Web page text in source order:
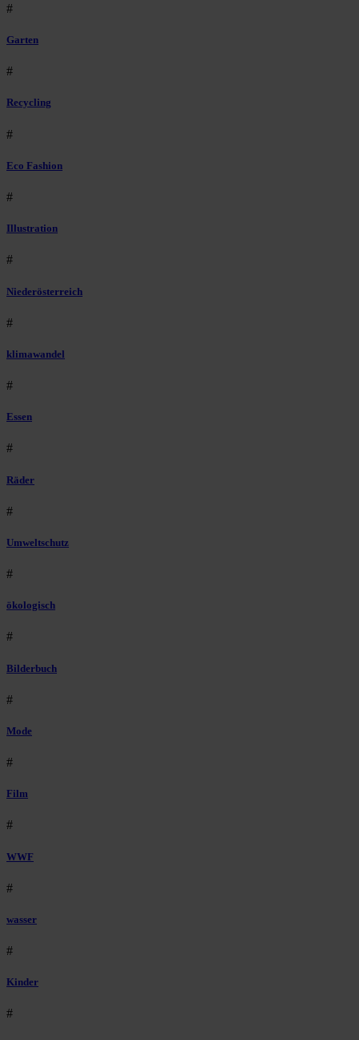
#
Garten
#
Recycling
#
Eco Fashion
#
Illustration
#
Niederösterreich
#
klimawandel
#
Essen
#
Räder
#
Umweltschutz
#
ökologisch
#
Bilderbuch
#
Mode
#
Film
#
WWF
#
wasser
#
Kinder
#